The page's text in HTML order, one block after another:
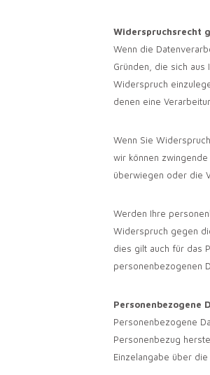
Widerspruchsrecht
Wenn die
Gründen, die sich
Widerspruch
denen eine
Wenn Sie
wir können
überwiegen oder die
Werden Ihre
Widerspruch gegen
dies gilt auch für das
personenbezogenen
Personenbezogene
Personenbezogene
Personenbezug
Einzelangabe über